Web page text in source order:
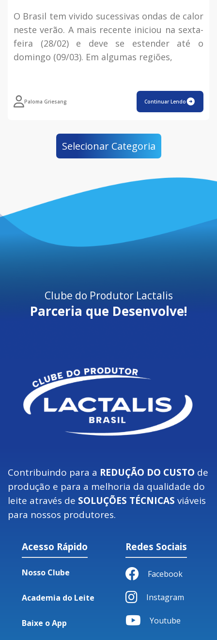
O Brasil tem vivido sucessivas ondas de calor
neste verão. A mais recente iniciou na sexta-
feira (28/02) e deve se estender até o
domingo (09/03). Em algumas regiões,
Paloma Griesang Continuar Lendo
Selecionar Categoria
Clube do Produtor Lactalis
Parceria que Desenvolve!
Contribuindo para a REDUÇÃO DO CUSTO de
produção e para a melhoria da qualidade do
leite através de SOLUÇÕES TÉCNICAS viáveis
para nossos produtores.
Acesso Rápido
Nosso Clube
Academia do Leite
Baixe o App
Redes Sociais
Facebook
Instagram
Youtube